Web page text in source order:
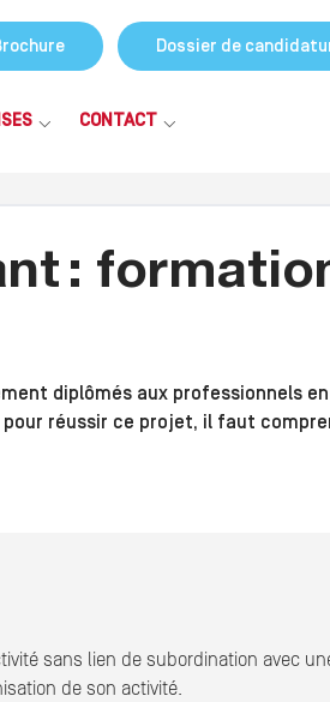
Dossier de
CONTACT
:
diplômés aux professionnels en
réussir ce projet, il faut
sans lien de subordination avec
de son activité.